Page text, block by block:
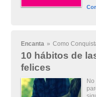
Encanta » Como
10 hábitos de
felices